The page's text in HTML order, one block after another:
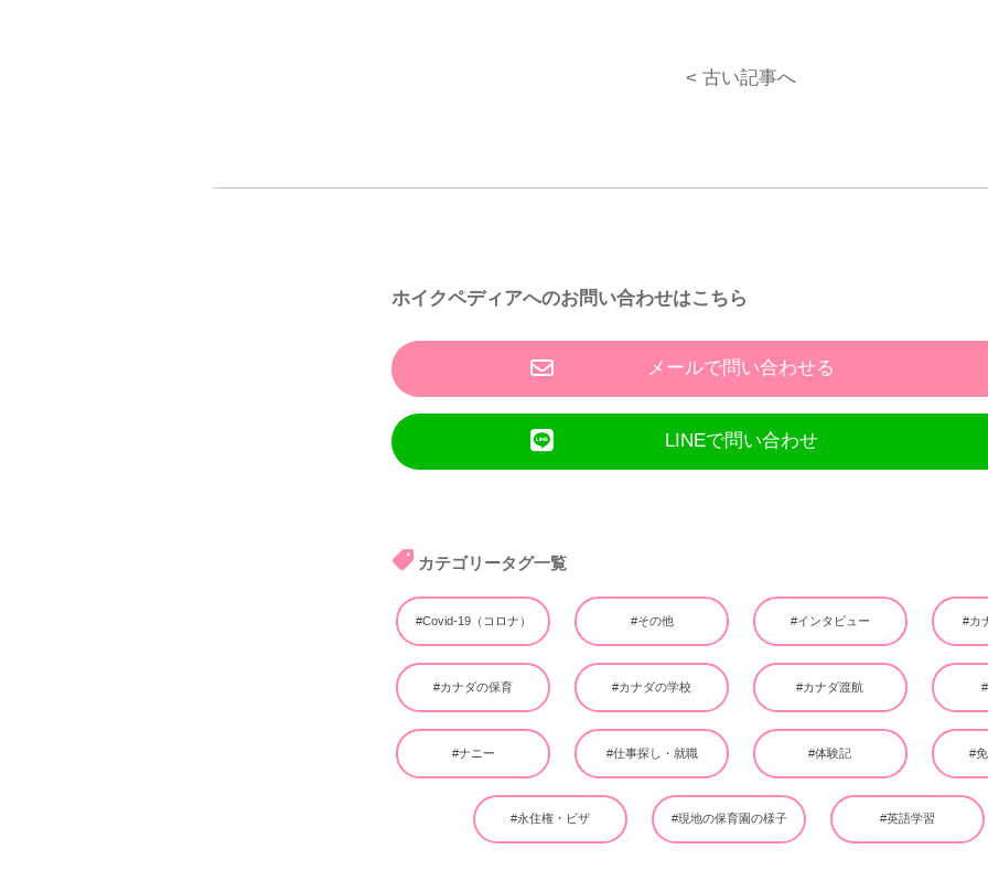
< 古い記事へ
ホイクペディアへのお問い合わせはこちら
メールで問い合わせる
LINEで問い合わせ
カテゴリータグ一覧
#Covid-19（コロナ） #その他 #インタビュー #カ
#カナダの保育 #カナダの学校 #カナダ渡航
#ナニー #仕事探し・就職 #体験記 #
#永住権・ビザ #現地の保育園の様子 #英語学習